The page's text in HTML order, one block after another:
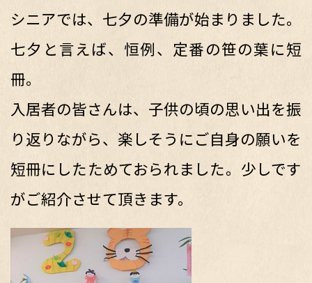
シニアでは、七夕の準備が始まりました。
七夕と言えば、恒例、定番の笹の葉に短
冊。
入居者の皆さんは、子供の頃の思い出を振
り返りながら、楽しそうにご自身の願いを
短冊にしたためておられました。少しです
がご紹介させて頂きます。